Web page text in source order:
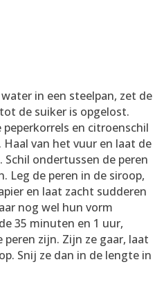
in een steelpan, zet de
de suiker is opgelost.
en citroenschil
van het vuur en laat de
ondertussen de peren
Leg de peren in de siroop,
en laat zacht sudderen
nog wel hun vorm
35 minuten en 1 uur,
zijn. Zijn ze gaar, laat
Snij ze dan in de lengte in